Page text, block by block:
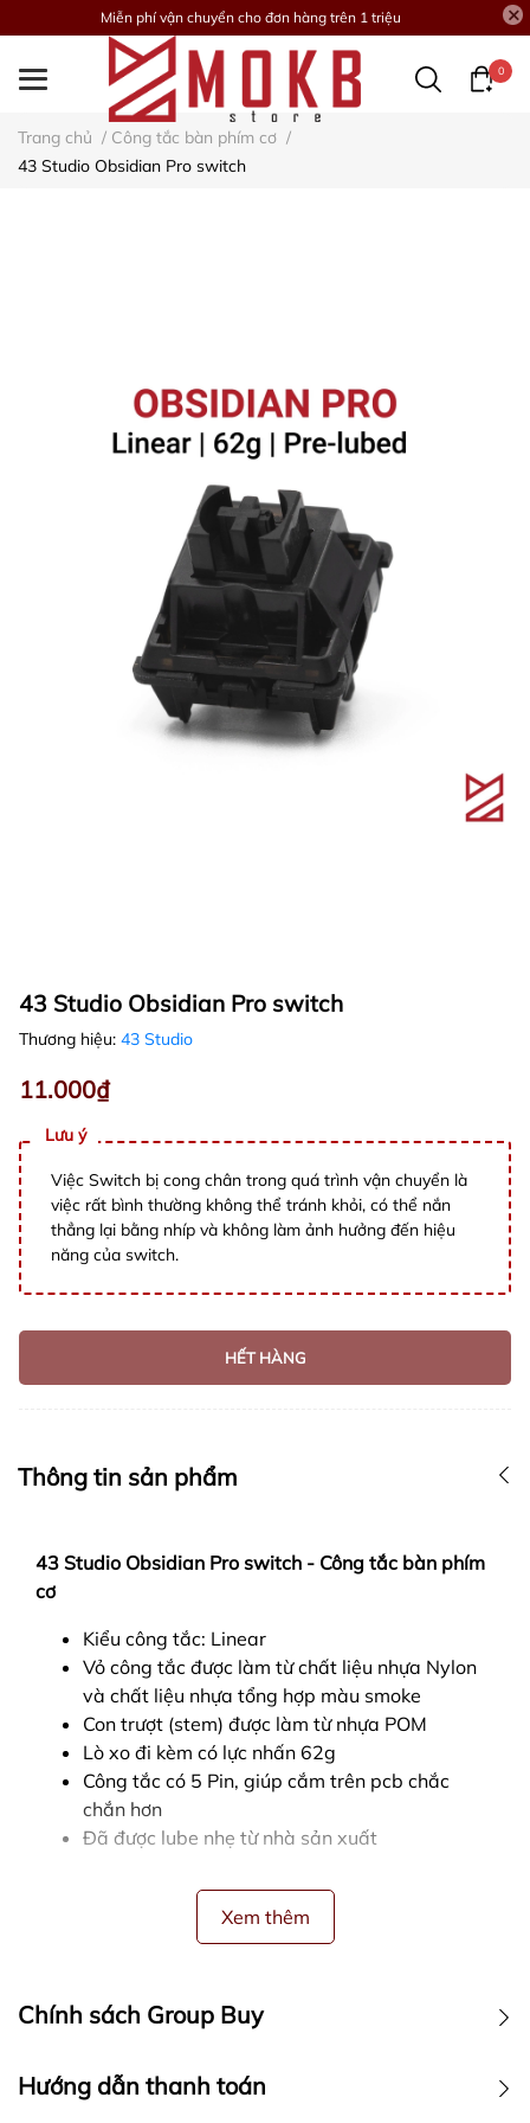
Miễn phí vận chuyển cho đơn hàng trên 1 triệu
0
Trang chủ / Công tắc bàn phím cơ /
43 Studio Obsidian Pro switch
43 Studio Obsidian Pro switch
Thương hiệu: 43 Studio
11.000₫
Lưu ý
Việc Switch bị cong chân trong quá trình vận chuyển là
việc rất bình thường không thể tránh khỏi, có thể nắn
thẳng lại bằng nhíp và không làm ảnh hưởng đến hiệu
năng của switch.
HẾT HÀNG
Thông tin sản phẩm
43 Studio Obsidian Pro switch - Công tắc bàn phím
cơ
Kiểu công tắc: Linear
Vỏ công tắc được làm từ chất liệu nhựa Nylon
và chất liệu nhựa tổng hợp màu smoke
Con trượt (stem) được làm từ nhựa POM
Lò xo đi kèm có lực nhấn 62g
Công tắc có 5 Pin, giúp cắm trên pcb chắc
chắn hơn
Đã được lube nhẹ từ nhà sản xuất
Xem thêm
Chính sách Group Buy
CHÍNH SÁCH NÀY CHỈ ÁP DỤNG VỚI CÁC ĐƠN HÀNG
Hướng dẫn thanh toán